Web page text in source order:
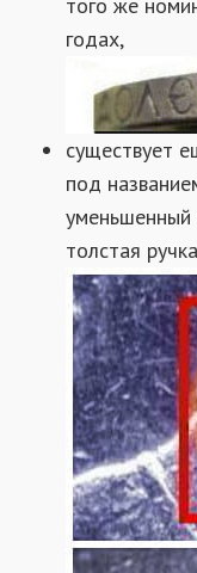
того же
годах,
существует
под
уменьшенный
толстая